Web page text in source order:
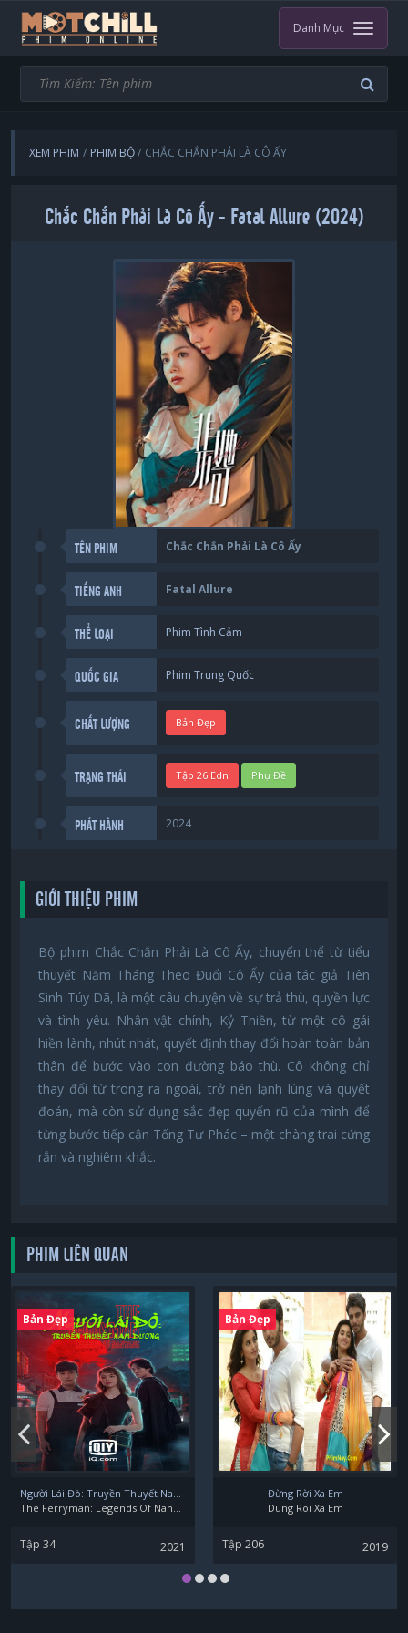
Danh Mục
XEM PHIM PHIM BỘ CHẮC CHẮN PHẢI LÀ CÔ ẤY
Chắc Chắn Phải Là Cô Ấy - Fatal Allure (2024)
TÊN PHIM Chắc Chắn Phải Là Cô Ấy
TIẾNG ANH Fatal Allure
THỂ LOẠI Phim Tình Cảm
QUỐC GIA Phim Trung Quốc
CHẤT LƯỢNG Bản Đẹp
TRẠNG THÁI Tập 26 Edn Phụ Đề
PHÁT HÀNH 2024
GIỚI THIỆU PHIM
Bộ phim Chắc Chắn Phải Là Cô Ấy, chuyển thể từ tiểu
thuyết Năm Tháng Theo Đuổi Cô Ấy của tác giả Tiên
Sinh Túy Dã, là một câu chuyện về sự trả thù, quyền lực
và tình yêu. Nhân vật chính, Kỷ Thiền, từ một cô gái
hiền lành, nhút nhát, quyết định thay đổi hoàn toàn bản
thân để bước vào con đường báo thù. Cô không chỉ
thay đổi từ trong ra ngoài, trở nên lạnh lùng và quyết
đoán, mà còn sử dụng sắc đẹp quyến rũ của mình để
từng bước tiếp cận Tống Tư Phác – một chàng trai cứng
rắn và nghiêm khắc.
PHIM LIÊN QUAN
Bản Đẹp
Người Lái Đò: Truyền Thuyết Nam Dương
The Ferryman: Legends Of Nanyang
Tập 34 2021
Bản Đẹp
Đừng Rời Xa Em
Dung Roi Xa Em
Tập 206 2019